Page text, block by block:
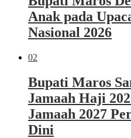
Anak pada
Nasional 2026
02
Bupati Maros
Jamaah Haji
Jamaah 2027
Dini